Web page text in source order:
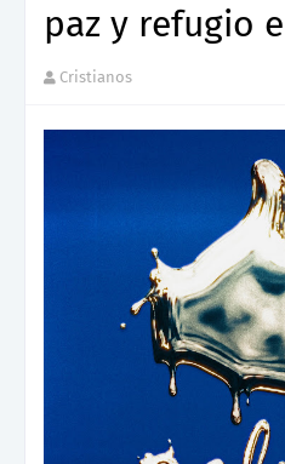
paz y refugio
Cristianos